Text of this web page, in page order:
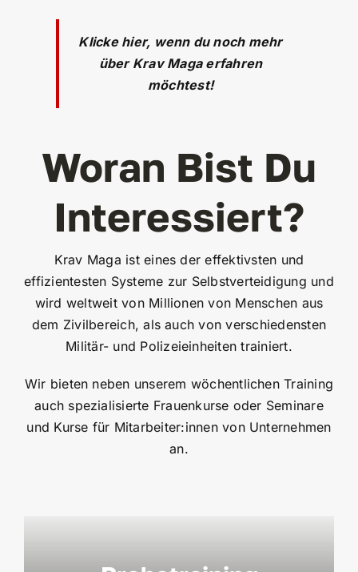
Klicke hier, wenn du noch mehr
über Krav Maga erfahren
möchtest!
Woran Bist Du
Interessiert?
Krav Maga ist eines der effektivsten und
effizientesten Systeme zur Selbstverteidigung und
wird weltweit von Millionen von Menschen aus
dem Zivilbereich, als auch von verschiedensten
Militär- und Polizeieinheiten trainiert.
Wir bieten neben unserem wöchentlichen Training
auch spezialisierte Frauenkurse oder Seminare
und Kurse für Mitarbeiter:innen von Unternehmen
an.